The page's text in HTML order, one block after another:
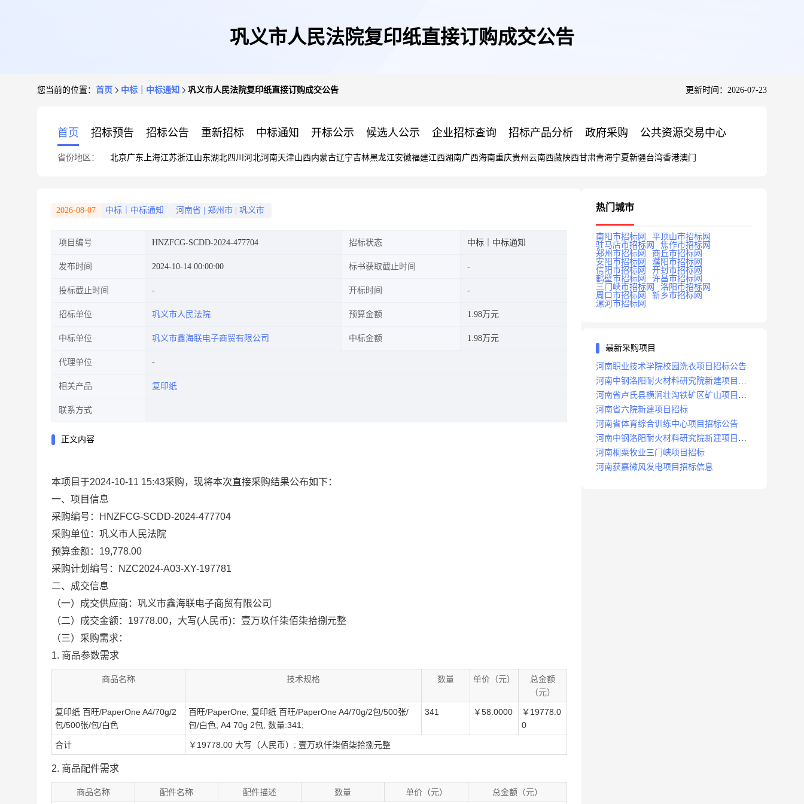
巩义市人民法院复印纸直接订购成交公告
您当前的位置： 首页 中标｜中标通知 巩义市人民法院复印纸直接订购成交公告 更新时间：2026-07-23
首页 招标预告 招标公告 重新招标 中标通知 开标公示 候选人公示 企业招标查询 招标产品分析 政府采购 公共资源交易中心
省份地区： 北京广东 上海江苏浙江山东湖北四川 河北河南天津山西内蒙古辽宁吉林黑龙江安徽福建江西湖南广西海南重庆贵州 云南西藏陕西甘肃青海宁夏新疆台湾香港澳门
2026-08-07 中标｜中标通知 河南省 郑州市 巩义市
项目编号 HNZFCG-SCDD-2024-477704 招标状态 中标｜中标通知
发布时间 2024-10-14 00:00:00 标书获取截止时间
投标截止时间 开标时间
招标单位 巩义市人民法院 预算金额 1.98万元
中标单位 巩义市鑫海联电子商贸有限公司 中标金额 1.98万元
代理单位
相关产品 复印纸
联系方式
正文内容
本项目于2024-10-11 15:43采购，现将本次直接采购结果公布如下：
一、项目信息
采购编号：HNZFCG-SCDD-2024-477704
采购单位：巩义市人民法院
预算金额：19,778.00
采购计划编号：NZC2024-A03-XY-197781
二、成交信息
（一）成交供应商：巩义市鑫海联电子商贸有限公司
（二）成交金额：19778.00，大写(人民币)：壹万玖仟柒佰柒拾捌元整
（三）采购需求：
1. 商品参数需求
商品名称 技术规格 数量 单价（元）
总金额
（元）
复印纸 百旺/PaperOne A4/70g/2
包/500张/包/白色
百旺/PaperOne, 复印纸 百旺/PaperOne A4/70g/2包/500张/
包/白色, A4 70g 2包, 数量:341;
341 ￥58.0000
￥19778.0
0
合计 ￥19778.00 大写（人民币）: 壹万玖仟柒佰柒拾捌元整
2. 商品配件需求
商品名称 配件名称 配件描述 数量 单价（元） 总金额（元）
热门城市
南阳市招标网
平顶山市招标网
驻马店市招标网
焦作市招标网
郑州市招标网
商丘市招标网
安阳市招标网
濮阳市招标网
信阳市招标网
开封市招标网
鹤壁市招标网
许昌市招标网
三门峡市招标网
洛阳市招标网
周口市招标网
新乡市招标网
漯河市招标网
最新采购项目
河南职业技术学院校园洗衣项目招标公告
河南中钢洛阳耐火材料研究院新建项目招
标
河南省卢氏县横涧壮沟铁矿区矿山项目招
标公告
河南省六院新建项目招标
河南省体育综合训练中心项目招标公告
河南中钢洛阳耐火材料研究院新建项目招
标
河南桐粟牧业三门峡项目招标
河南获嘉微风发电项目招标信息